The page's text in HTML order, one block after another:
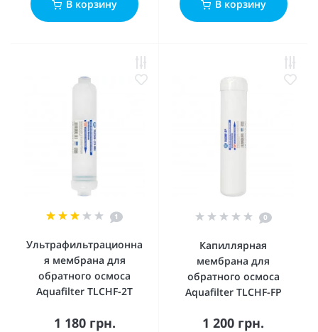
В корзину В корзину
1
Ультрафильтрационна
я мембрана для
обратного осмоса
Aquafilter TLCHF-2T
1 180 грн.
0
Капиллярная
мембрана для
обратного осмоса
Aquafilter TLCHF-FP
1 200 грн.